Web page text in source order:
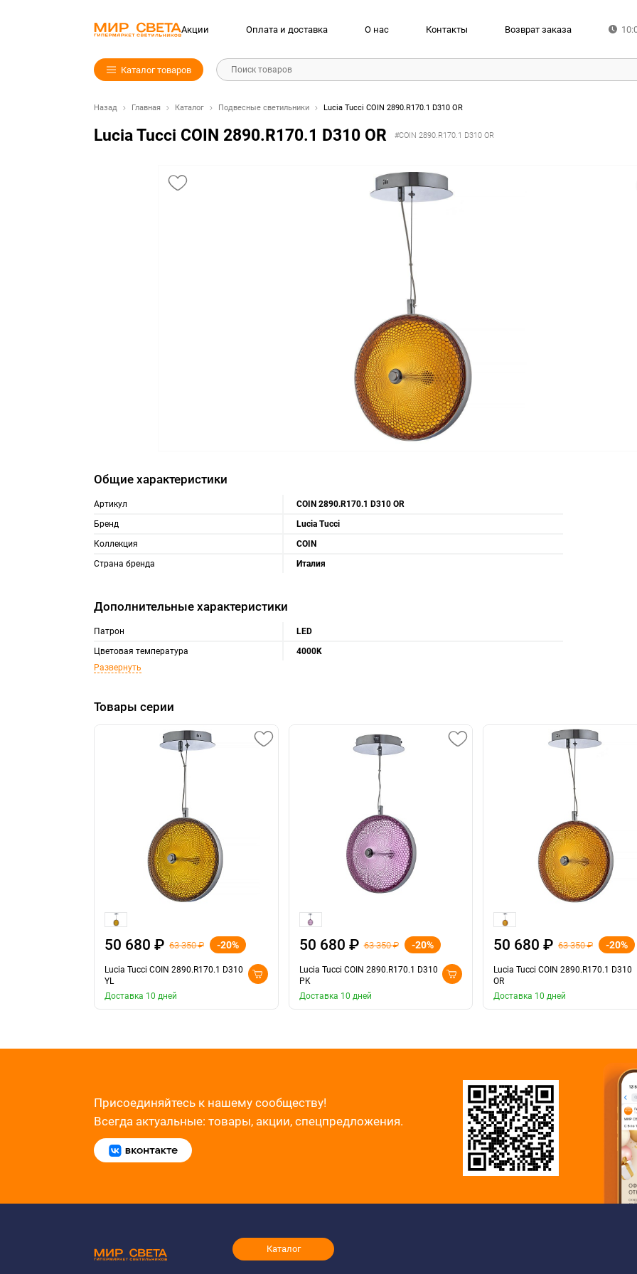
Акции Оплата и доставка О нас Контакты Возврат заказа
Каталог товаров Поиск товаров
Назад Главная Каталог Подвесные светильники Lucia Tucci COIN 2890.R170.1 D310 OR
Lucia Tucci COIN 2890.R170.1 D310 OR #COIN 2890.R170.1 D310 OR
Общие характеристики
Артикул
COIN 2890.R170.1 D310 OR
Бренд
Lucia Tucci
Коллекция
COIN
Страна бренда
Италия
Дополнительные характеристики
Патрон
LED
Цветовая температура
4000K
Развернуть
Товары серии
50 680 ₽ 63 350 ₽ -20%
Lucia Tucci COIN 2890.R170.1 D310
YL
Доставка 10 дней
50 680 ₽ 63 350 ₽ -20%
Lucia Tucci COIN 2890.R170.1 D310
PK
Доставка 10 дней
50 680 ₽ 63 350 ₽ -20%
Lucia Tucci COIN 2890.R170.1 D310
OR
Доставка 10 дней
Присоединяйтесь к нашему сообществу!
Всегда актуальные: товары, акции, спецпредложения.
Каталог